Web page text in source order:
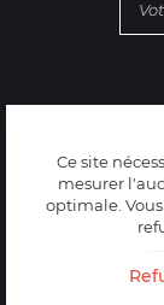
Ce site
mesurer
optimale.